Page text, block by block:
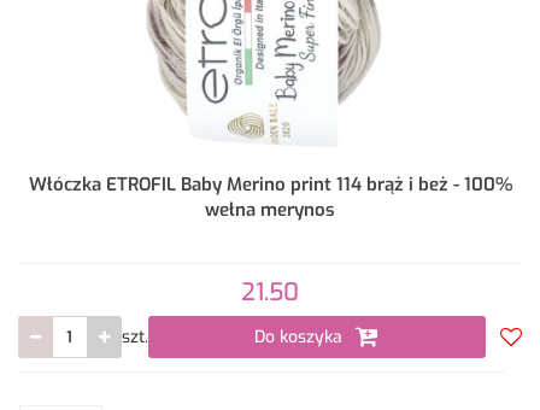
Włóczka ETROFIL Baby Merino print 114 brąż i beż - 100%
wełna merynos
21.50
szt. Do koszyka